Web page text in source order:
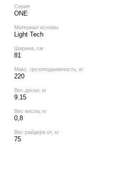
Серия
ONE
Материал основы
Light Tech
Ширина, см
81
Макс. грузоподъемность, кг
220
Вес доски, кг
9.15
Вес весла, кг
0,8
Вес райдера от, кг
75